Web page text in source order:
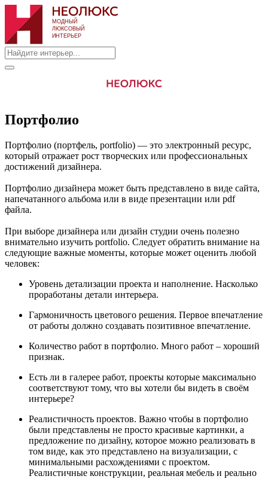
Портфолио
Портфолио (портфель, portfolio) — это электронный ресурс,
который отражает рост творческих или профессиональных
достижений дизайнера.
Портфолио дизайнера может быть представлено в виде сайта,
напечатанного альбома или в виде презентации или pdf
файла.
При выборе дизайнера или дизайн студии очень полезно
внимательно изучить portfolio. Следует обратить внимание на
следующие важные моменты, которые может оценить любой
человек:
Уровень детализации проекта и наполнение. Насколько
проработаны детали интерьера.
Гармоничность цветового решения. Первое впечатление
от работы должно создавать позитивное впечатление.
Количество работ в портфолио. Много работ – хороший
признак.
Есть ли в галерее работ, проекты которые максимально
соответствуют тому, что вы хотели бы видеть в своём
интерьере?
Реалистичность проектов. Важно чтобы в портфолио
были представлены не просто красивые картинки, а
предложение по дизайну, которое можно реализовать в
том виде, как это представлено на визуализации, с
минимальными расхождениями с проектом.
Реалистичные конструкции, реальная мебель и реально